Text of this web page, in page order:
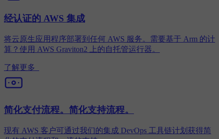
经认证的 AWS 集成
将云原生应用程序部署到任何 AWS 服务。需要基于 Arm 的计
算？使用 AWS Graviton2 上的自托管运行器。
了解更多
简化支付流程。简化支持流程。
现有 AWS 客户可通过我们的集成 DevOps 工具链计划获得简